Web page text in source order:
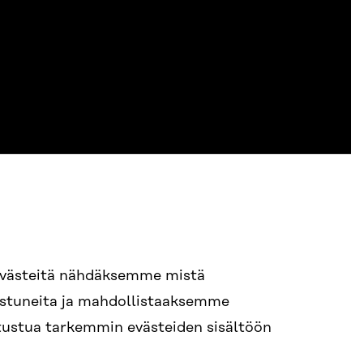
nähdäksemme mistä
ja mahdollistaaksemme
tarkemmin evästeiden sisältöön